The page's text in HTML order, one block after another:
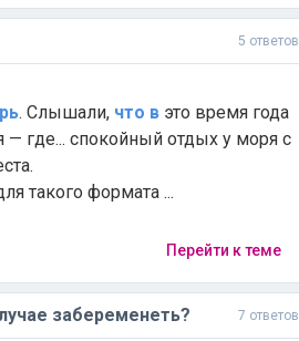
5 ответов
. Слышали, что в это время года
— где... спокойный отдых у моря с
такого формата ...
Перейти к теме
забеременеть? 7 ответов